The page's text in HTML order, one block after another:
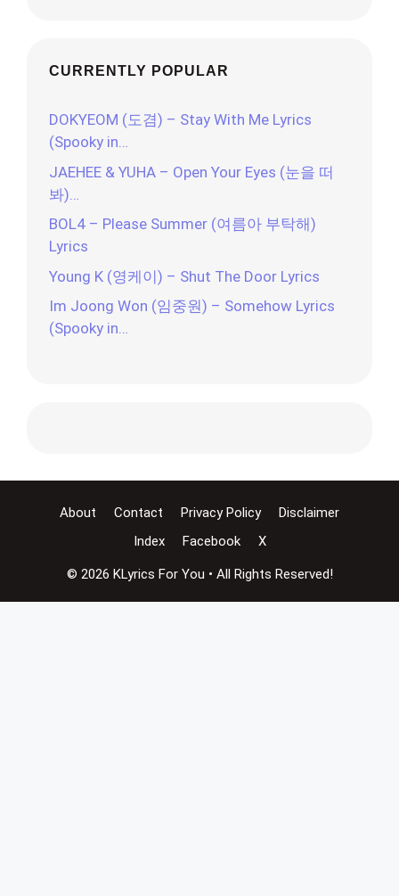
CURRENTLY POPULAR
DOKYEOM (도겸) – Stay With Me Lyrics
(Spooky in…
JAEHEE & YUHA – Open Your Eyes (눈을 떠
봐)…
BOL4 – Please Summer (여름아 부탁해)
Lyrics
Young K (영케이) – Shut The Door Lyrics
Im Joong Won (임중원) – Somehow Lyrics
(Spooky in…
About Contact Privacy Policy
Disclaimer
Index
Facebook X
© 2026 KLyrics For You • All Rights Reserved!